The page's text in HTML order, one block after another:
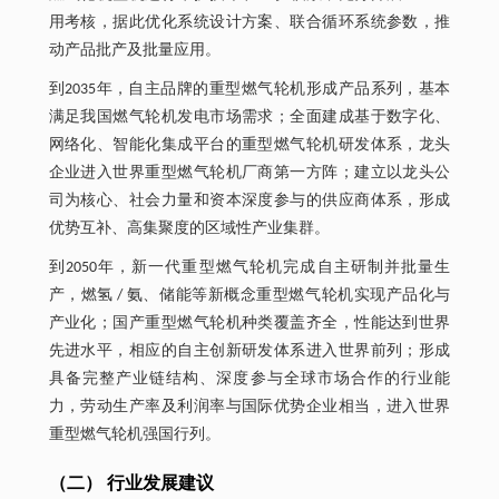
用考核，据此优化系统设计方案、联合循环系统参数，推
动产品批产及批量应用。
到2035年，自主品牌的重型燃气轮机形成产品系列，基本
满足我国燃气轮机发电市场需求；全面建成基于数字化、
网络化、智能化集成平台的重型燃气轮机研发体系，龙头
企业进入世界重型燃气轮机厂商第一方阵；建立以龙头公
司为核心、社会力量和资本深度参与的供应商体系，形成
优势互补、高集聚度的区域性产业集群。
到2050年，新一代重型燃气轮机完成自主研制并批量生
产，燃氢 / 氨、储能等新概念重型燃气轮机实现产品化与
产业化；国产重型燃气轮机种类覆盖齐全，性能达到世界
先进水平，相应的自主创新研发体系进入世界前列；形成
具备完整产业链结构、深度参与全球市场合作的行业能
力，劳动生产率及利润率与国际优势企业相当，进入世界
重型燃气轮机强国行列。
（二） 行业发展建议